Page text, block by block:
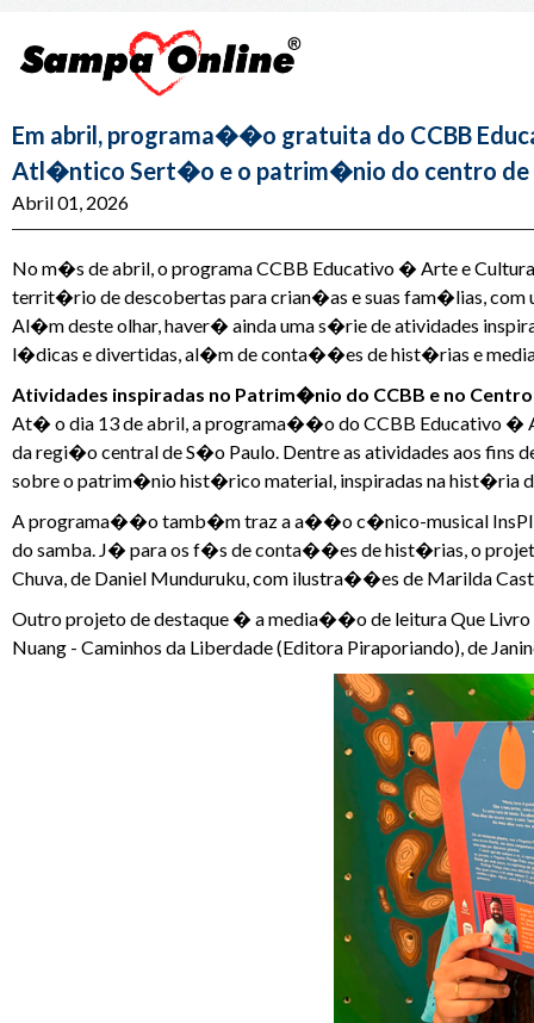
Em abril, programa��o gratuita do CCBB
Atl�ntico Sert�o e o patrim�nio do centro de
Abril 01, 2026
No m�s de abril, o programa CCBB Educativo � Arte e
territ�rio de descobertas para crian�as e suas fam�lias,
Al�m deste olhar, haver� ainda uma s�rie de atividades
l�dicas e divertidas, al�m de conta��es de hist�rias e
Atividades inspiradas no Patrim�nio do CCBB e no
At� o dia 13 de abril, a programa��o do CCBB Educativo
da regi�o central de S�o Paulo. Dentre as atividades aos fins
sobre o patrim�nio hist�rico material, inspiradas na hist�ria
A programa��o tamb�m traz a a��o c�nico-musical
do samba. J� para os f�s de conta��es de hist�rias, o
Chuva, de Daniel Munduruku, com ilustra��es de Marilda
Outro projeto de destaque � a media��o de leitura Que
Nuang - Caminhos da Liberdade (Editora Piraporiando), de